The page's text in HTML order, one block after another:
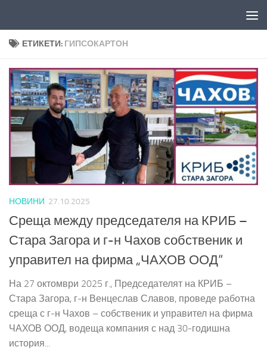
ЕТИКЕТИ: ГИПСОКАРТОН
НОВИНИ 27.10.2025
Среща между председателя на КРИБ –
Стара Загора и г-н Чахов собственик и
управител на фирма „ЧАХОВ ООД“
На 27 октомври 2025 г., Председателят на КРИБ –
Стара Загора, г-н Венцеслав Славов, проведе работна
среща с г-н Чахов – собственик и управител на фирма
ЧАХОВ ООД, водеща компания с над 30-годишна
история...